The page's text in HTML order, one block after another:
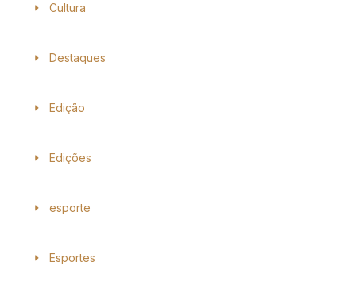
Cultura
Destaques
Edição
Edições
esporte
Esportes